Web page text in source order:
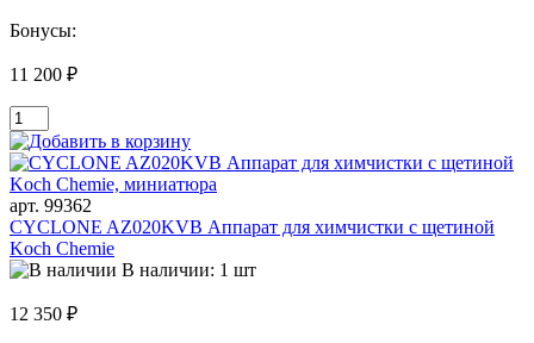
Бонусы:
11 200 ₽
арт. 99362
CYCLONE AZ020KVB Аппарат для химчистки с щетиной
Koch Chemie
В наличии: 1 шт
12 350 ₽